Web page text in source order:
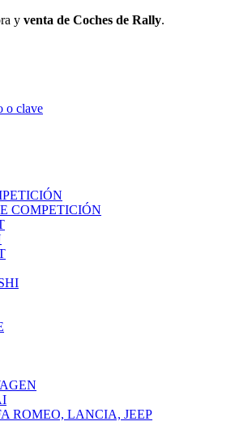
y venta de Coches de Rally.
o clave
COMPETICIÓN
ROMEO, LANCIA, JEEP